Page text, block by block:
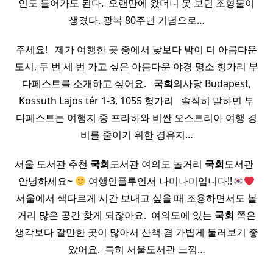
인도 들어가도 된다. ​ 오랜만에 왔더니 못 보던 조형물이
생겼다. 광복 80주년 기념으로…
주세요! ​ ​ 제가 여행한 곳 중에서 낮보다 밤이 더 아름다운
도시, 두 번 세 번 가고 싶은 아름다운 야경 명소 헝가리 부
다페스트를 소개하고 싶어요. ​ ​ 국회의사당 Budapest,
Kossuth Lajos tér 1-3, 1055 헝가리 ​ ​ 솔직히 말하면 부
다페스트는 여행지 중 프라하와 비싼 오스트리아 여행 경
비를 줄이기 위한 경유지…
서울 도서관 추천 국회도서관 여의도 놀거리 국회도서관 ​ ​
안녕하세요~
여행인플루언서 나미나미입니다!!
서울에서 색다르게 시간 보내고 싶을 때 조용하면서도 볼
거리 많은 공간 찾게 되잖아요. ​ 여의도에 있는 국회 쪽은
생각보다 갈만한 곳이 많아서 산책 겸 가볍게 둘러보기 좋
았어요. ​ 특히 서울도서관 느낌…